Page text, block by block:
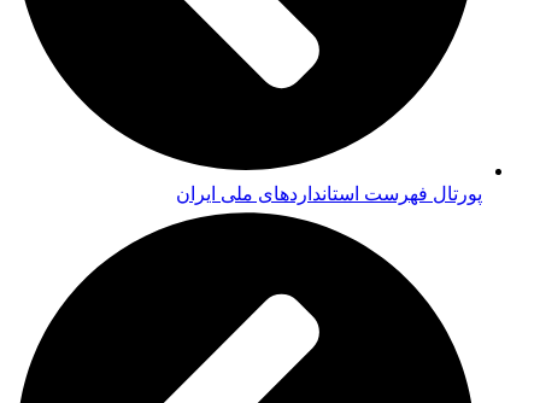
پورتال فهرست استانداردهای ملی ایران